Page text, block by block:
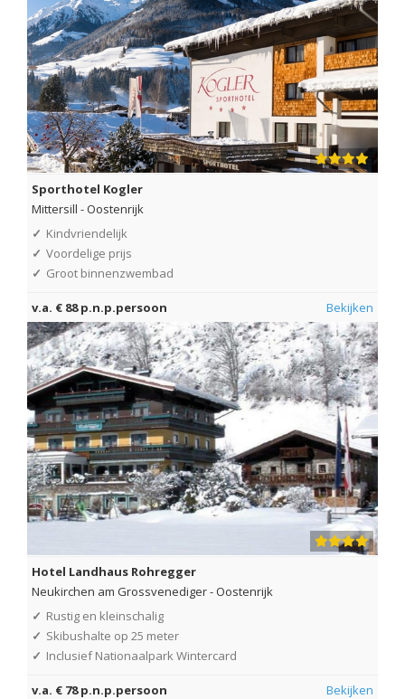
Sporthotel Kogler
Mittersill -Oostenrijk
✓ Kindvriendelijk
✓ Voordelige prijs
✓ Groot binnenzwembad
v.a. € 88 p.n.p.persoon Bekijken
Hotel Landhaus Rohregger
Neukirchen am Grossvenediger-Oostenrijk
✓ Rustig en kleinschalig
✓ Skibushalte op 25 meter
✓ Inclusief Nationaalpark Wintercard
v.a. € 78 p.n.p.persoon Bekijken